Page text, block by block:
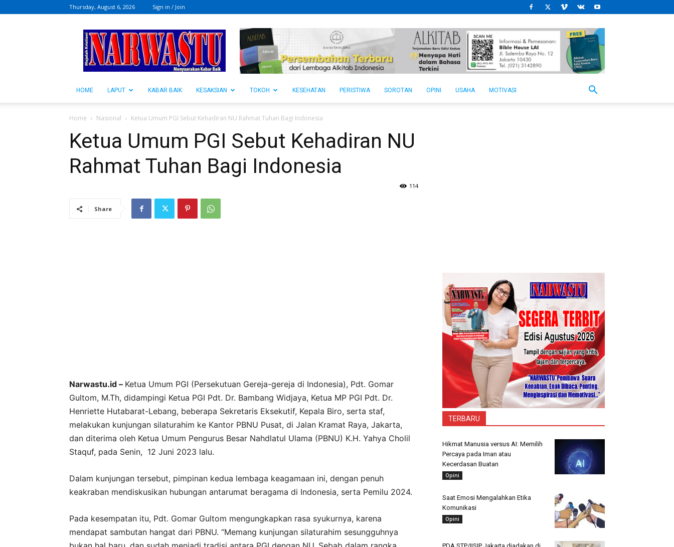
Thursday, August 6, 2026 Sign in / Join
NARWASTU.ID
HOME LAPUT KABAR BAIK KESAKSIAN TOKOH KESEHATAN PERISTIWA SOROTAN OPINI USAHA MOTIVASI
Home Nasional Ketua Umum PGI Sebut Kehadiran NU Rahmat Tuhan Bagi Indonesia
Ketua Umum PGI Sebut Kehadiran NU
Rahmat Tuhan Bagi Indonesia
114
Share
Narwastu.id – Ketua Umum PGI (Persekutuan Gereja-gereja di Indonesia), Pdt. Gomar
Gultom, M.Th, didampingi Ketua PGI Pdt. Dr. Bambang Widjaya, Ketua MP PGI Pdt. Dr.
Henriette Hutabarat-Lebang, beberapa Sekretaris Eksekutif, Kepala Biro, serta staf,
melakukan kunjungan silaturahim ke Kantor PBNU Pusat, di Jalan Kramat Raya, Jakarta,
dan diterima oleh Ketua Umum Pengurus Besar Nahdlatul Ulama (PBNU) K.H. Yahya Cholil
Staquf, pada Senin, 12 Juni 2023 lalu.
Dalam kunjungan tersebut, pimpinan kedua lembaga keagamaan ini, dengan penuh
keakraban mendiskusikan hubungan antarumat beragama di Indonesia, serta Pemilu 2024.
Pada kesempatan itu, Pdt. Gomar Gultom mengungkapkan rasa syukurnya, karena
mendapat sambutan hangat dari PBNU. “Memang kunjungan silaturahim sesungguhnya
TERBARU
Hikmat Manusia versus AI: Memilih
Percaya pada Iman atau
Kecerdasan Buatan
Opini
Saat Emosi Mengalahkan Etika
Komunikasi
Opini